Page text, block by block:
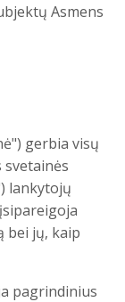
Asmens
gerbia visų
lankytojų
bei jų, kaip
pagrindinius